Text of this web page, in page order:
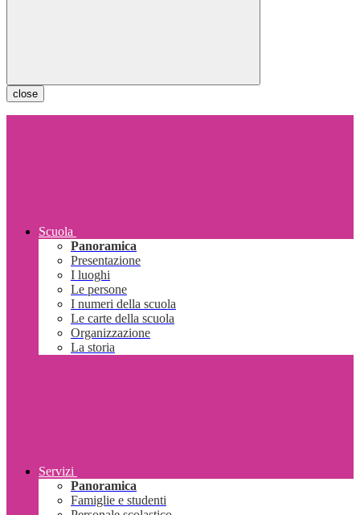
close
Scuola
Panoramica
Presentazione
I luoghi
Le persone
I numeri della scuola
Le carte della scuola
Organizzazione
La storia
Servizi
Panoramica
Famiglie e studenti